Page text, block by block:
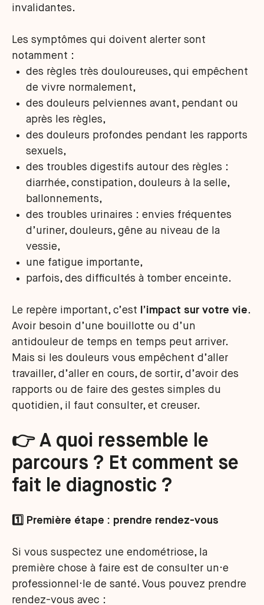
invalidantes.
Les symptômes qui doivent alerter sont
notamment :
des règles très douloureuses, qui empêchent
de vivre normalement,
des douleurs pelviennes avant, pendant ou
après les règles,
des douleurs profondes pendant les rapports
sexuels,
des troubles digestifs autour des règles :
diarrhée, constipation, douleurs à la selle,
ballonnements,
des troubles urinaires : envies fréquentes
d’uriner, douleurs, gêne au niveau de la
vessie,
une fatigue importante,
parfois, des difficultés à tomber enceinte.
Le repère important, c’est l’impact sur votre vie.
Avoir besoin d’une bouillotte ou d’un
antidouleur de temps en temps peut arriver.
Mais si les douleurs vous empêchent d’aller
travailler, d’aller en cours, de sortir, d’avoir des
rapports ou de faire des gestes simples du
quotidien, il faut consulter, et creuser.
👉 A quoi ressemble le
parcours ? Et comment se
fait le diagnostic ?
1️⃣ Première étape : prendre rendez-vous
Si vous suspectez une endométriose, la
première chose à faire est de consulter un·e
professionnel·le de santé. Vous pouvez prendre
rendez-vous avec :